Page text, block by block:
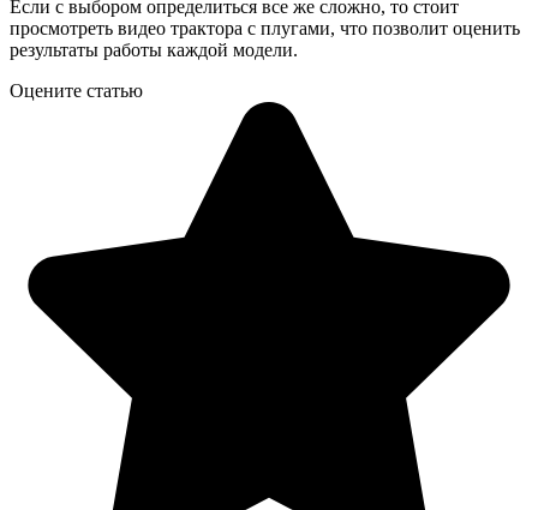
Если с выбором определиться все же сложно, то стоит
просмотреть видео трактора с плугами, что позволит оценить
результаты работы каждой модели.
Оцените статью